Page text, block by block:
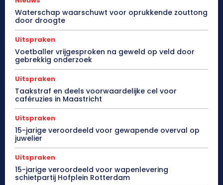
Waterschap waarschuwt voor oprukkende zouttong
door droogte
Uitspraken
Voetballer vrijgesproken na geweld op veld door
gebrekkig onderzoek
Uitspraken
Taakstraf en deels voorwaardelijke cel voor
caféruzies in Maastricht
Uitspraken
15-jarige veroordeeld voor gewapende overval op
juwelier
Uitspraken
15-jarige veroordeeld voor wapenlevering
schietpartij Hofplein Rotterdam